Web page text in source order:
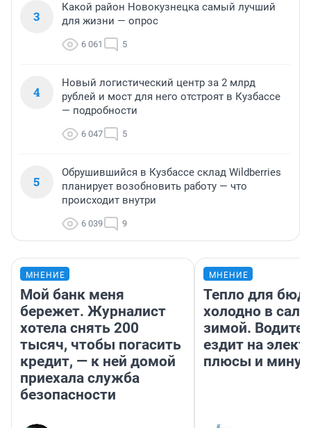
3
Какой район Новокузнецка самый лучший
для жизни — опрос
6 061 5
4
Новый логистический центр за 2 млрд
рублей и мост для него отстроят в Кузбассе
— подробности
6 047 5
5
Обрушившийся в Кузбассе склад Wildberries
планирует возобновить работу — что
происходит внутри
6 039 9
МНЕНИЕ
Мой банк меня
бережет. Журналист
хотела снять 200
тысяч, чтобы погасить
кредит, — к ней домой
приехала служба
безопасности
МНЕНИЕ
Тепло для
холодно в
зимой.
ездит на
плюсы и